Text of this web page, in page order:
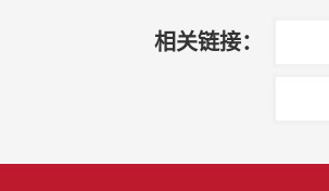
相关链接：